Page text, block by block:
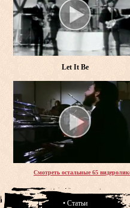
Let It Be
Смотреть остальные 65
• Статьи